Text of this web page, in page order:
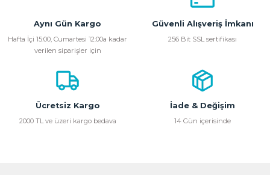
Ürün açıklamasında eksik bilgiler bulunuyor.
Ürün bilgilerinde hatalar bulunuyor.
Ürün fiyatı diğer sitelerden daha pahalı.
Bu ürüne benzer farklı alternatifler olmalı.
Aynı Gün Kargo
Hafta İçi 15:00, Cumartesi 12:00a kadar
verilen siparişler için
Güvenli Alışveriş İmkanı
256 Bit SSL sertifikası
Ücretsiz Kargo
2000 TL ve üzeri kargo bedava
İade & Değişim
14 Gün içerisinde